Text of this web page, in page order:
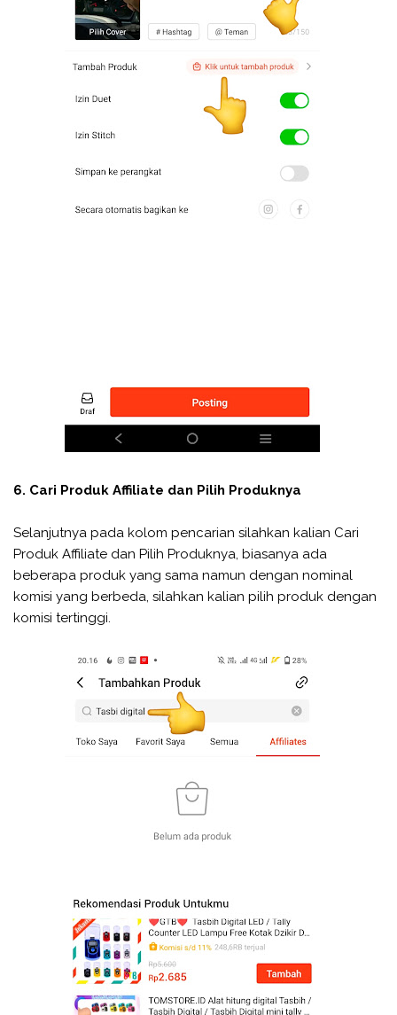
6. Cari Produk Affiliate dan Pilih Produknya
Selanjutnya pada kolom pencarian silahkan kalian Cari
Produk Affiliate dan Pilih Produknya, biasanya ada
beberapa produk yang sama namun dengan nominal
komisi yang berbeda, silahkan kalian pilih produk dengan
komisi tertinggi.